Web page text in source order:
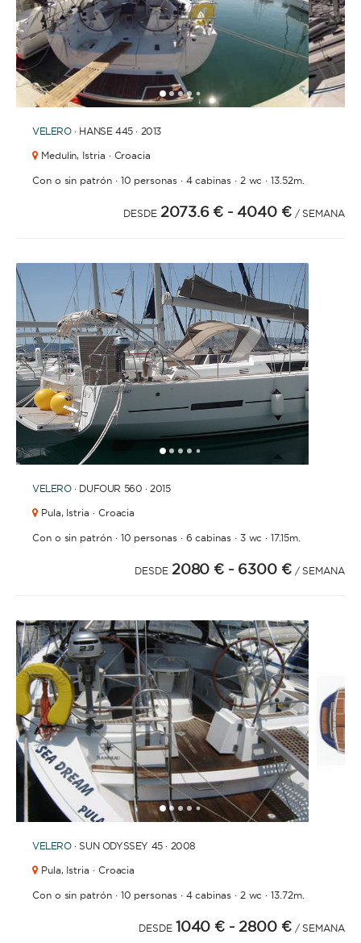
BAÑOS
ORDENAR POR
12345 67 1011121314 161718
VELERO · HANSE 445 · 2013
Medulin, Istria · Croacia
Con o sin patrón· 10 personas· 4 cabinas· 2 wc ·13.52m.
DESDE 2073.6 € - 4040 € / SEMANA
12345 13
VELERO · DUFOUR 560 · 2015
Pula, Istria · Croacia
Con o sin patrón· 10 personas· 6 cabinas· 3 wc ·17.15m.
DESDE 2080 € - 6300 € / SEMANA
12345 67
VELERO · SUN ODYSSEY 45 · 2008
Pula, Istria · Croacia
Con o sin patrón· 10 personas· 4 cabinas· 2 wc ·13.72m.
DESDE 1040 € - 2800 € / SEMANA